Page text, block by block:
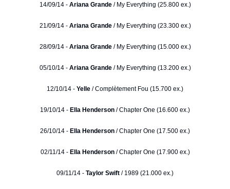
14/09/14 - Ariana Grande/ My Everything (25.800 ex.)
21/09/14 - Ariana Grande/ My Everything (23.300 ex.)
28/09/14 - Ariana Grande/ My Everything (15.000 ex.)
05/10/14 -Ariana Grande/ My Everything (13.200 ex.)
12/10/14 - Yelle / Complètement Fou (15.700 ex.)
19/10/14 - Ella Henderson / Chapter One (16.600 ex.)
26/10/14 - Ella Henderson / Chapter One (17.500 ex.)
02/11/14 - Ella Henderson/ Chapter One (17.900 ex.)
09/11/14 - Taylor Swift / 1989 (21.000 ex.)